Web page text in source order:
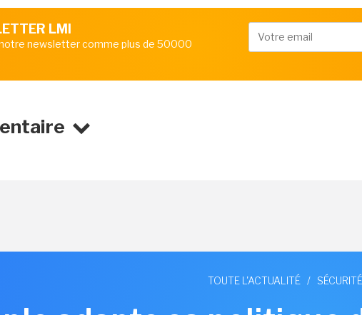
LMI
newsletter comme plus de 50000
TOUTE L'ACTUALITÉ / SÉCURITÉ